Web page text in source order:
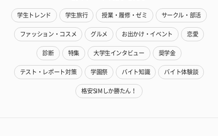
学生トレンド 学生旅行 授業・履修・ゼミ サークル・部活
ファッション・コスメ グルメ お出かけ・イベント 恋愛
診断 特集 大学生インタビュー 奨学金
テスト・レポート対策 学園祭 バイト知識 バイト体験談
格安SIMしか勝たん！